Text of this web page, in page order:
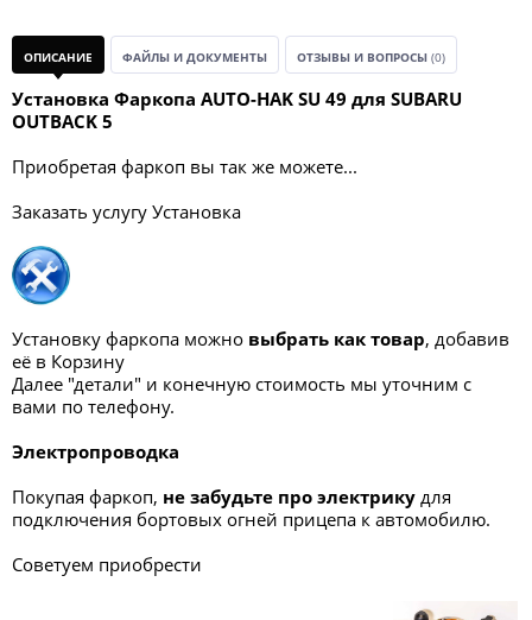
ОПИСАНИЕ ФАЙЛЫ И ДОКУМЕНТЫ ОТЗЫВЫ И ВОПРОСЫ (0)
Установка Фаркопа AUTO-HAK SU 49 для SUBARU
OUTBACK 5
Приобретая фаркоп вы так же можете...
Заказать услугу Установка
Установку фаркопа можно выбрать как товар, добавив
её в Корзину
Далее "детали" и конечную стоимость мы уточним с
вами по телефону.
Электропроводка
Покупая фаркоп, не забудьте про электрику для
подключения бортовых огней прицепа к автомобилю.
Советуем приобрести